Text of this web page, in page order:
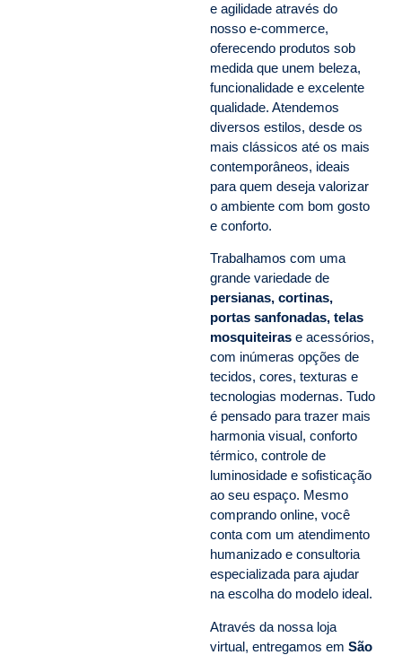
e agilidade através do
nosso e-commerce,
oferecendo produtos sob
medida que unem beleza,
funcionalidade e excelente
qualidade. Atendemos
diversos estilos, desde os
mais clássicos até os mais
contemporâneos, ideais
para quem deseja valorizar
o ambiente com bom gosto
e conforto.
Trabalhamos com uma
grande variedade de
persianas, cortinas,
portas sanfonadas, telas
mosquiteiras e acessórios,
com inúmeras opções de
tecidos, cores, texturas e
tecnologias modernas. Tudo
é pensado para trazer mais
harmonia visual, conforto
térmico, controle de
luminosidade e sofisticação
ao seu espaço. Mesmo
comprando online, você
conta com um atendimento
humanizado e consultoria
especializada para ajudar
na escolha do modelo ideal.
Através da nossa loja
virtual, entregamos em São